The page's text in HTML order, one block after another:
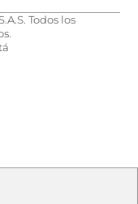
Todos los